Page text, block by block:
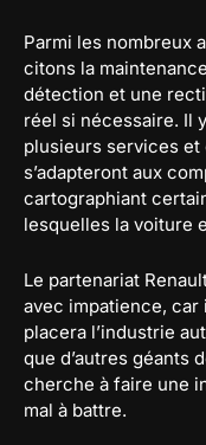
Parmi les nombreux
citons la
détection et une
réel si nécessaire. Il
plusieurs services
s’adapteront aux
cartographiant
lesquelles la voiture
Le partenariat
avec impatience,
placera l’industrie
que d’autres géants
cherche à faire une
mal à battre.